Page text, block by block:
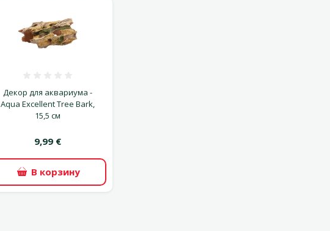
Декор для аквариума -
Aqua Excellent Tree Bark,
15,5 см
9,99 €
В корзину